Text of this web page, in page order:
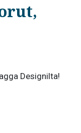
Designilta!